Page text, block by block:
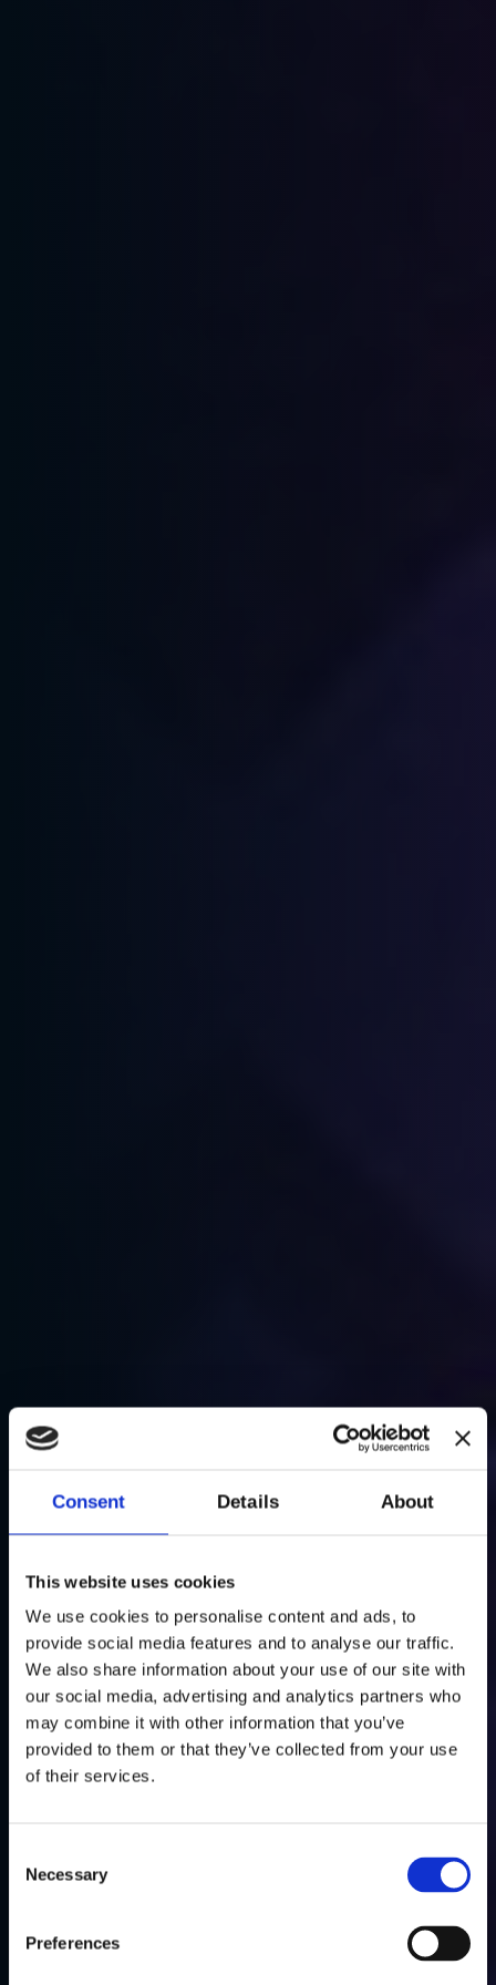
Consent Details About
This website uses cookies
We use cookies to personalise content and ads, to
provide social media features and to analyse our traffic.
We also share information about your use of our site with
our social media, advertising and analytics partners who
may combine it with other information that you’ve
provided to them or that they’ve collected from your use
of their services.
Selection
Necessary
Preferences